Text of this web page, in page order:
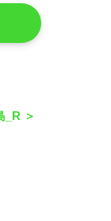
_R ＞